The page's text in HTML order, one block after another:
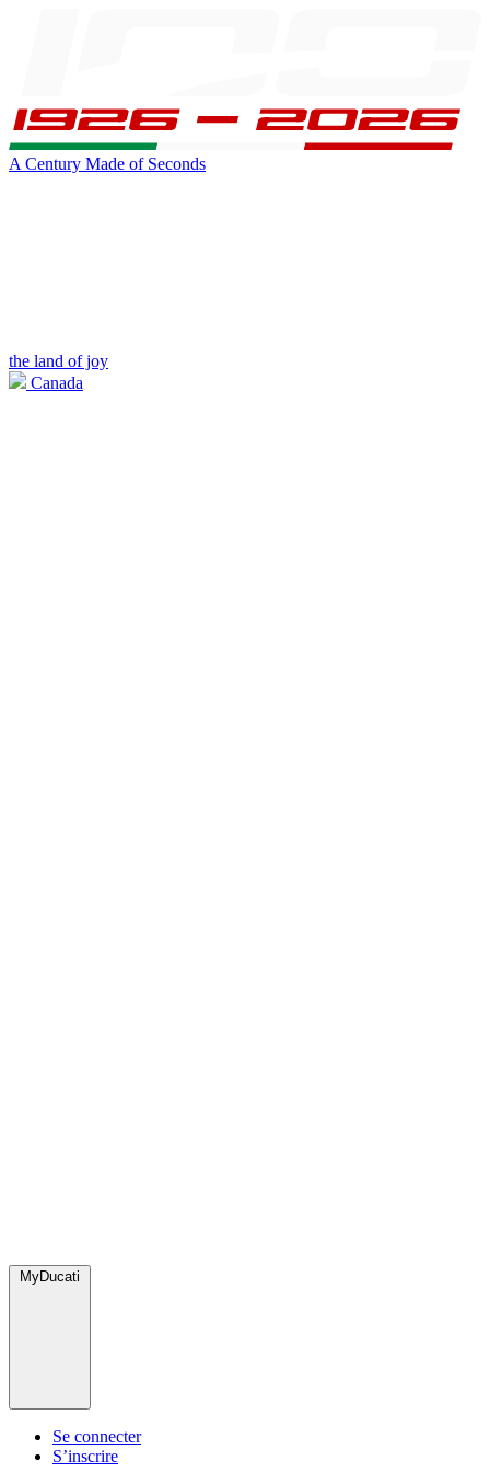
A Century Made of Seconds
the land of joy
Canada
MyDucati
Se connecter
S’inscrire